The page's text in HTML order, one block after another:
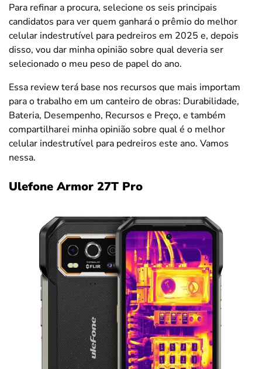
Para refinar a procura, selecione os seis principais
candidatos para ver quem ganhará o prêmio do melhor
celular indestrutível para pedreiros em 2025 e, depois
disso, vou dar minha opinião sobre qual deveria ser
selecionado o meu peso de papel do ano.
Essa review terá base nos recursos que mais importam
para o trabalho em um canteiro de obras: Durabilidade,
Bateria, Desempenho, Recursos e Preço, e também
compartilharei minha opinião sobre qual é o melhor
celular indestrutível para pedreiros este ano. Vamos
nessa.
Ulefone Armor 27T Pro